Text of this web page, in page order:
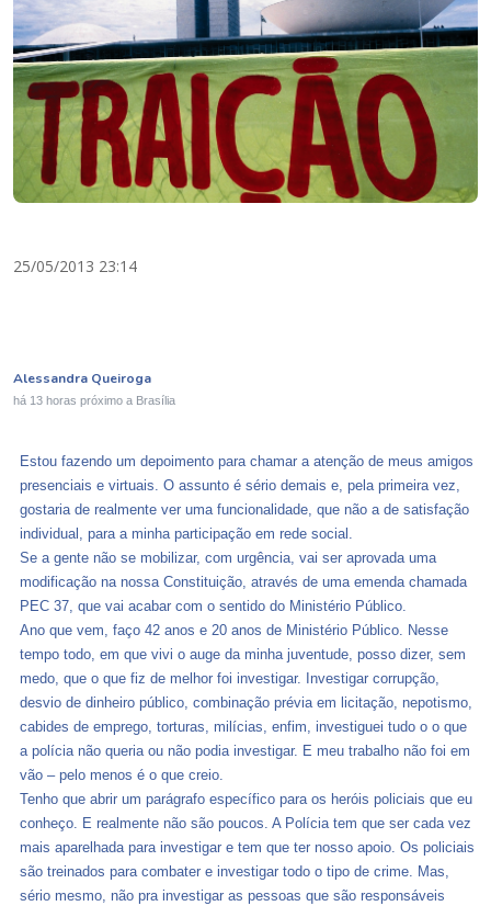
25/05/2013 23:14
Alessandra Queiroga
há 13 horas próximo a Brasília
Estou fazendo um depoimento para chamar a atenção de meus amigos
presenciais e virtuais. O assunto é sério demais e, pela primeira vez,
gostaria de realmente ver uma funcionalidade, que não a de satisfação
individual, para a minha participação em rede social.
Se a gente não se mobilizar, com urgência, vai ser aprovada uma
modificação na nossa Constituição, através de uma emenda chamada
PEC 37, que vai acabar com o sentido do Ministério Público.
Ano que vem, faço 42 anos e 20 anos de Ministério Público. Nesse
tempo todo, em que vivi o auge da minha juventude, posso dizer, sem
medo, que o que fiz de melhor foi investigar. Investigar corrupção,
desvio de dinheiro público, combinação prévia em licitação, nepotismo,
cabides de emprego, torturas, milícias, enfim, investiguei tudo o o que
a polícia não queria ou não podia investigar. E meu trabalho não foi em
vão – pelo menos é o que creio.
Tenho que abrir um parágrafo específico para os heróis policiais que eu
conheço. E realmente não são poucos. A Polícia tem que ser cada vez
mais aparelhada para investigar e tem que ter nosso apoio. Os policiais
são treinados para combater e investigar todo o tipo de crime. Mas,
sério mesmo, não pra investigar as pessoas que são responsáveis